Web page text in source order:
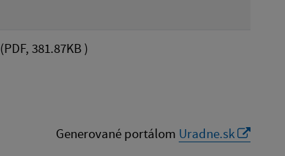
(PDF, 381.87KB )
Generované portálom Uradne.sk